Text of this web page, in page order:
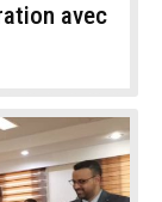
avec